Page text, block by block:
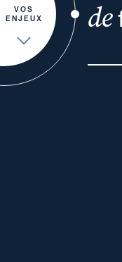
VOS
ENJEUX
deet